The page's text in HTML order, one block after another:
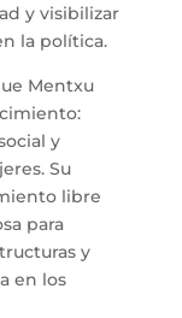
y visibilizar
la política.
Mentxu
y
Su
libre
para
y
en los